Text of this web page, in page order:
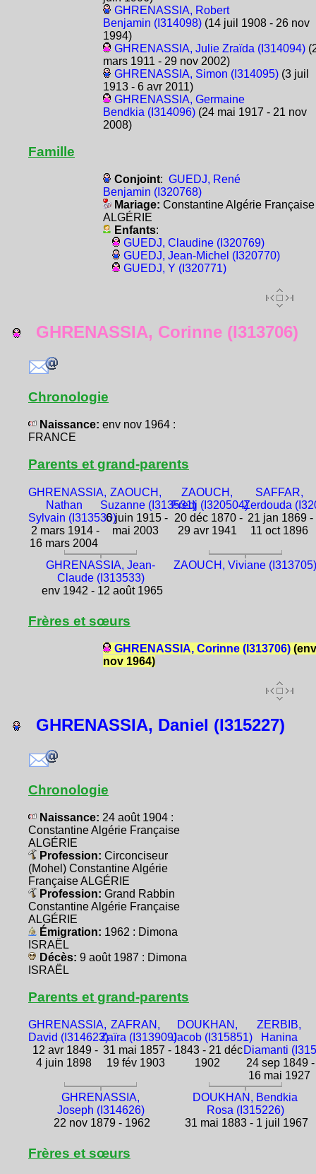
GHRENASSIA, Robert
Benjamin (I314098)(14 juil 1908 - 26 nov
1994)
GHRENASSIA, Julie Zraïda (I314094)
mars 1911 - 29 nov 2002)
GHRENASSIA, Simon (I314095)(3 juil
1913 - 6 avr 2011)
GHRENASSIA, Germaine
Bendkia (I314096)(24 mai 1917 - 21 nov
2008)
Famille
Conjoint: GUEDJ, René
Benjamin (I320768)
Mariage: Constantine Algérie Française
ALGÉRIE
Enfants:
GUEDJ, Claudine (I320769)
GUEDJ, Jean-Michel (I320770)
GUEDJ, Y (I320771)
GHRENASSIA, Corinne (I313706)
Chronologie
Naissance: env nov 1964 :
FRANCE
Parents et grand-parents
GHRENASSIA,
Nathan
Sylvain (I313530)
2 mars 1914 -
16 mars 2004
ZAOUCH,
Suzanne (I313531)
6 juin 1915 -
mai 2003
ZAOUCH,
Fredj (I320504)
20 déc 1870 -
29 avr 1941
SAFFAR,
Zerdouda
21 jan 1869 -
11 oct 1896
GHRENASSIA, Jean-
Claude (I313533)
env 1942 - 12 août 1965
ZAOUCH, Viviane
Frères et sœurs
GHRENASSIA, Corinne (I313706)(env
nov 1964)
GHRENASSIA, Daniel (I315227)
Chronologie
Naissance: 24 août 1904 :
Constantine Algérie Française
ALGÉRIE
Profession: Circonciseur
(Mohel) Constantine Algérie
Française ALGÉRIE
Profession: Grand Rabbin
Constantine Algérie Française
ALGÉRIE
Émigration: 1962 : Dimona
ISRAËL
Décès: 9 août 1987 : Dimona
ISRAËL
Parents et grand-parents
GHRENASSIA,
David (I314623)
12 avr 1849 -
4 juin 1898
ZAFRAN,
Zaïra (I313909)
31 mai 1857 -
19 fév 1903
DOUKHAN,
Jacob (I315851)
1843 - 21 déc
1902
ZERBIB,
Hanina
Diamanti
24 sep 1849 -
16 mai 1927
GHRENASSIA,
Joseph (I314626)
22 nov 1879 - 1962
DOUKHAN, Bendkia
Rosa (I315226)
31 mai 1883 - 1 juil 1967
Frères et sœurs